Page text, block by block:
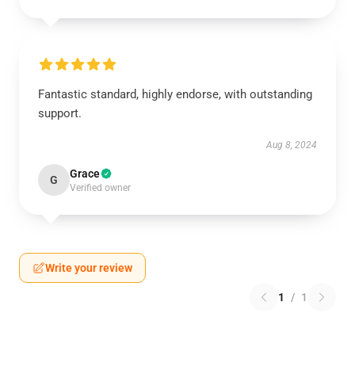
Fantastic standard, highly endorse, with outstanding
support.
Aug 8, 2024
G Grace
Verified owner
Write your review
1 / 1